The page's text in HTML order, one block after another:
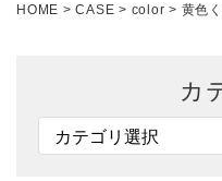
HOME >CASE > color > 黄色
カ